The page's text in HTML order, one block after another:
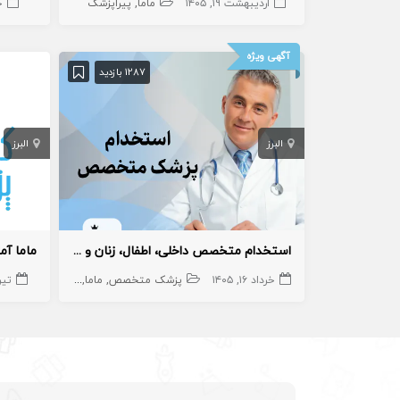
آگهی ویژه
1287 بازدید
البرز
استخدام متخصص داخلی، اطفال، زنان و ماما با پروانه کرج
خرداد ۱۶, ۱۴۰۵ پزشک متخصص ماما اطفال پیراپزشک
البرز
ماما
تیر ۱, ۱۴۰۵